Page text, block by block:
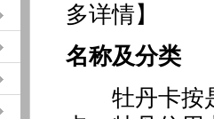
多详情】
名称及分类
牡丹卡按是